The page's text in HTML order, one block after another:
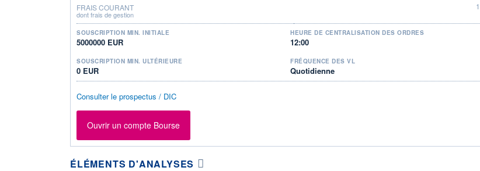
FRAIS COURANT
dont frais de gestion
SOUSCRIPTION MIN. INITIALE
5000000 EUR
HEURE DE CENTRALISATION DES ORDRES
12:00
SOUSCRIPTION MIN. ULTÉRIEURE
0 EUR
FRÉQUENCE DES VL
Quotidienne
Consulter le prospectus / DIC
Ouvrir un compte Bourse
ÉLÉMENTS D'ANALYSES